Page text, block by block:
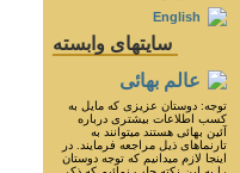
English
سايتهای وابسته
عالم بهائی
توجه: دوستان عزيزى كه مايل به
كسب اطلاعات بيشترى درباره
آئين بهائى هستند ميتوانند به
تارنماهاى ذيل مراجعه فرمايند. در
اينجا لازم ميدانيم كه توجه دوستان